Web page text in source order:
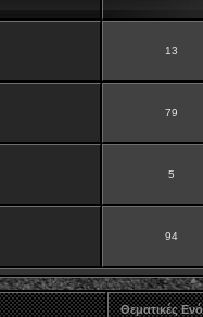
13
79
5
94
Θεματικές